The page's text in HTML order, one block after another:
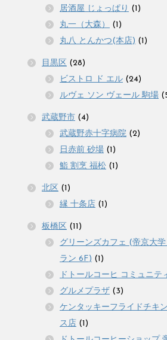
居酒屋 じょっぱり (1)
丸一（大森）
(1)
丸八 とんかつ(本店) (1)
目黒区 (28)
ビストロ ド エル (24)
ルヴェ ソン ヴェール 駒場
武蔵野市 (4)
武蔵野赤十字病院 (2)
日赤前 砂場 (1)
鮨 割烹 福松 (1)
北区 (1)
縁 十条店 (1)
板橋区 (11)
グリーンズカフェ (帝京大
ラン 6F) (1)
ドトールコーヒ コミュニテ
グルメプラザ (3)
ケンタッキーフライドチキ
ス店 (1)